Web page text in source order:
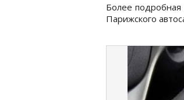
Более подробная
Парижского